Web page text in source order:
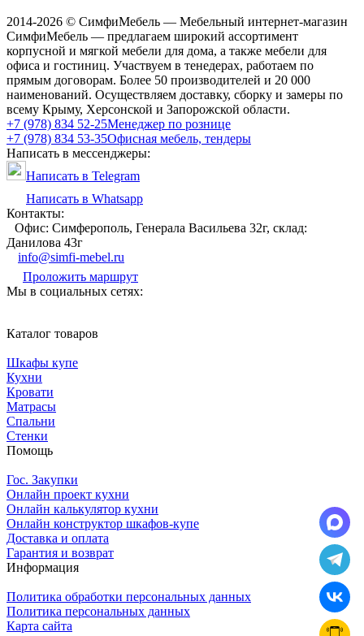
2014-2026 © СимфиМебель — Мебельный интернет-магазин
СимфиМебель — предлагаем широкий ассортимент
корпусной и мягкой мебели для дома, а также мебели для
офиса и гостиниц. Участвуем в тенедерах, работаем по
прямым договорам. Более 50 производителей и 20 000
наименований. Осуществляем доставку, сборку и замеры по
всему Крыму, Херсонской и Запорожской области.
+7 (978) 834 52-25Менеджер по рознице
+7 (978) 834 53-35Офисная мебель, тендеры
Написать в мессенджеры:
Написать в Telegram
Написать в Whatsapp
Контакты:
Офис: Симферополь, Генерала Васильева 32г, склад:
Данилова 43г
info@simfi-mebel.ru
Проложить маршрут
Мы в социальных сетях:
Каталог товаров
Шкафы купе
Кухни
Кровати
Матрасы
Cпальни
Стенки
Помощь
Гос. Закупки
Онлайн проект кухни
Онлайн калькулятор кухни
Онлайн конструктор шкафов-купе
Доставка и оплата
Гарантия и возврат
Информация
Политика обработки персональных данных
Политика персональных данных
Карта сайта